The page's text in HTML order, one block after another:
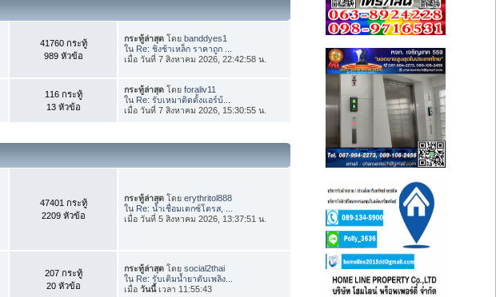
41760 กระทู้
989 หัวข้อ
กระทู้ล่าสุด โดยbanddyes1
ใน Re: ชิงช้าเหล็ก ราคาถูก ...
เมื่อ วันที่ 7 สิงหาคม 2026, 22:42:58 น.
116 กระทู้
13 หัวข้อ
กระทู้ล่าสุด โดยforaliv11
ใน Re: รับเหมาติดตั้งแอร์บ้...
เมื่อ วันที่ 7 สิงหาคม 2026, 15:30:55 น.
47401 กระทู้
2209 หัวข้อ
กระทู้ล่าสุด โดยerythritol888
ใน Re: น้ำเชื่อมเดกซ์โตรส, ...
เมื่อ วันที่ 5 สิงหาคม 2026, 13:37:51 น.
207 กระทู้
20 หัวข้อ
กระทู้ล่าสุด โดยsocial2thai
ใน Re: รับเติมน้ำยาดับเพลิง...
เมื่อวันนี้เวลา 11:55:43